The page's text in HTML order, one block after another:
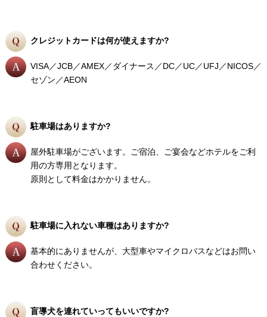
クレジットカードは何が使えますか?
VISA／JCB／AMEX／ダイナース／DC／UC／UFJ／NICOS／
セゾン／AEON
駐車場はありますか?
屋外駐車場がございます。ご宿泊、ご宴会などホテルをご利
用の方専用となります。
原則として料金はかかりません。
駐車場に入れない車種はありますか?
基本的にありませんが、大型車やマイクロバスなどはお問い
合わせください。
盲導犬を連れていってもいいですか?